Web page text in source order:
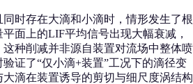
时存在大滴和小滴时，情形发生了根
面上的LIF平均信号出现大幅衰减，
种削减并非源自装置对流场中整体喷
证了“仅小滴+装置”工况下的滴径变
滴在装置诱导的剪切与细尺度涡结构